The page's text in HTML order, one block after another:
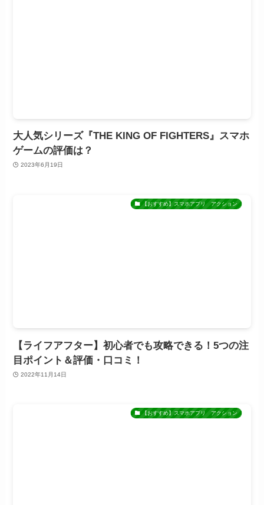
大人気シリーズ『THE KING OF FIGHTERS』スマホ
ゲームの評価は？
2023年6月19日
【おすすめ】スマホアプリ アクション
【ライフアフター】初心者でも攻略できる！5つの注
目ポイント＆評価・口コミ！
2022年11月14日
【おすすめ】スマホアプリ アクション